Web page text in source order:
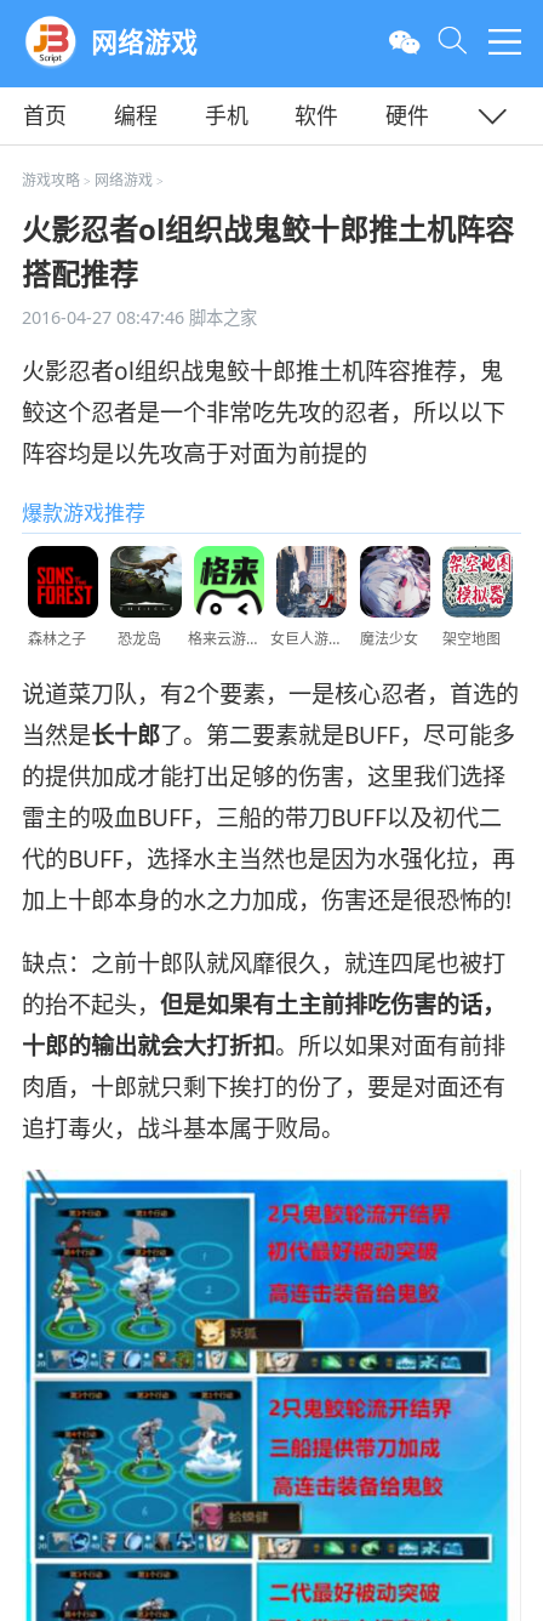
网络游戏
首页 编程 手机 软件
硬件
教程
平面
游戏攻略> 网络游戏>
火影忍者ol组织战鬼鲛十郎推土机阵容
搭配推荐
2016-04-27 08:47:46脚本之家
火影忍者ol组织战鬼鲛十郎推土机阵容推荐，鬼
鲛这个忍者是一个非常吃先攻的忍者，所以以下
阵容均是以先攻高于对面为前提的
爆款游戏推荐
森林之子 恐龙岛 格来云游戏 女巨人游乐场 魔法少女 架空地图
说道菜刀队，有2个要素，一是核心忍者，首选的
当然是长十郎了。第二要素就是BUFF，尽可能多
的提供加成才能打出足够的伤害，这里我们选择
雷主的吸血BUFF，三船的带刀BUFF以及初代二
代的BUFF，选择水主当然也是因为水强化拉，再
加上十郎本身的水之力加成，伤害还是很恐怖的!
缺点：之前十郎队就风靡很久，就连四尾也被打
的抬不起头， 但是如果有土主前排吃伤害的话，
十郎的输出就会大打折扣。所以如果对面有前排
肉盾，十郎就只剩下挨打的份了，要是对面还有
追打毒火，战斗基本属于败局。